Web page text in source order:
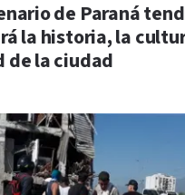
de Paraná
la historia, la
la ciudad